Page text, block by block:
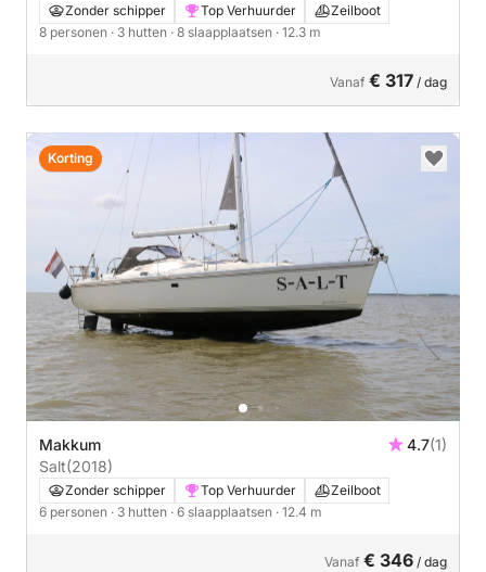
Zonder schipper Top Verhuurder
Zeilboot
8 personen · 3 hutten · 8 slaapplaatsen · 12.3 m
Vanaf € 317 / dag
Makkum 4.7(1)
Salt(2018)
Zonder schipper Top Verhuurder
Zeilboot
6 personen · 3 hutten · 6 slaapplaatsen · 12.4 m
Vanaf € 346 / dag
Korting